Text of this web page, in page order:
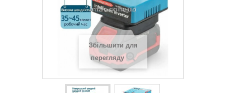
Збільшити для
перегляду